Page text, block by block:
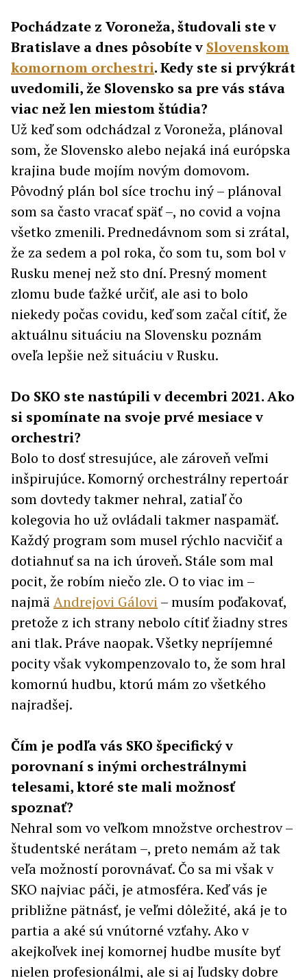
Pochádzate z Voroneža, študovali ste v
Bratislave a dnes pôsobíte v Slovenskom
komornom orchestri. Kedy ste si prvýkrát
uvedomili, že Slovensko sa pre vás stáva
viac než len miestom štúdia?
Už keď som odchádzal z Voroneža, plánoval
som, že Slovensko alebo nejaká iná európska
krajina bude mojím novým domovom.
Pôvodný plán bol síce trochu iný – plánoval
som sa často vracať späť –, no covid a vojna
všetko zmenili. Prednedávnom som si zrátal,
že za sedem a pol roka, čo som tu, som bol v
Rusku menej než sto dní. Presný moment
zlomu bude ťažké určiť, ale asi to bolo
niekedy počas covidu, keď som začal cítiť, že
aktuálnu situáciu na Slovensku poznám
oveľa lepšie než situáciu v Rusku.
Do SKO ste nastúpili v decembri 2021. Ako
si spomínate na svoje prvé mesiace v
orchestri?
Bolo to dosť stresujúce, ale zároveň veľmi
inšpirujúce. Komorný orchestrálny repertoár
som dovtedy takmer nehral, zatiaľ čo
kolegovia ho už ovládali takmer naspamäť.
Každý program som musel rýchlo nacvičiť a
dotiahnuť sa na ich úroveň. Stále som mal
pocit, že robím niečo zle. O to viac im –
najmäAndrejovi Gálovi – musím poďakovať,
pretože z ich strany nebolo cítiť žiadny stres
ani tlak. Práve naopak. Všetky nepríjemné
pocity však vykompenzovalo to, že som hral
komornú hudbu, ktorú mám zo všetkého
najradšej.
Čím je podľa vás SKO špecifický v
porovnaní s inými orchestrálnymi
telesami, ktoré ste mali možnosť
spoznať?
Nehral som vo veľkom množstve orchestrov –
študentské nerátam –, preto nemám až tak
veľa možností porovnávať. Čo sa mi však v
SKO najviac páči, je atmosféra. Keď vás je
približne pätnásť, je veľmi dôležité, aká je to
partia a aké sú vnútorné vzťahy. Ako v
akejkoľvek inej komornej hudbe musíte byť
nielen profesionálmi, ale si aj ľudsky dobre